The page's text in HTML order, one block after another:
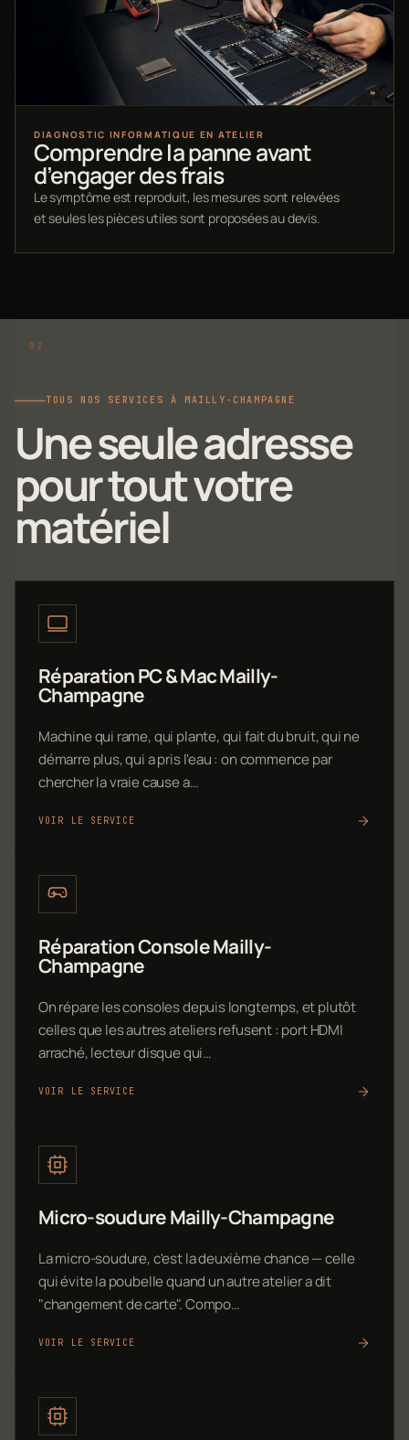
DIAGNOSTIC INFORMATIQUE EN ATELIER
Comprendre la panne avant
d’engager des frais
Le symptôme est reproduit, les mesures sont relevées
et seules les pièces utiles sont proposées au devis.
TOUS NOS SERVICES À MAILLY-CHAMPAGNE
Une seule adresse
pour tout votre
matériel
Réparation PC & Mac Mailly-
Champagne
Machine qui rame, qui plante, qui fait du bruit, qui ne
démarre plus, qui a pris l'eau : on commence par
chercher la vraie cause a…
VOIR LE SERVICE
Réparation Console Mailly-
Champagne
On répare les consoles depuis longtemps, et plutôt
celles que les autres ateliers refusent : port HDMI
arraché, lecteur disque qui…
VOIR LE SERVICE
Micro-soudure Mailly-Champagne
La micro-soudure, c'est la deuxième chance — celle
qui évite la poubelle quand un autre atelier a dit
"changement de carte". Compo…
VOIR LE SERVICE